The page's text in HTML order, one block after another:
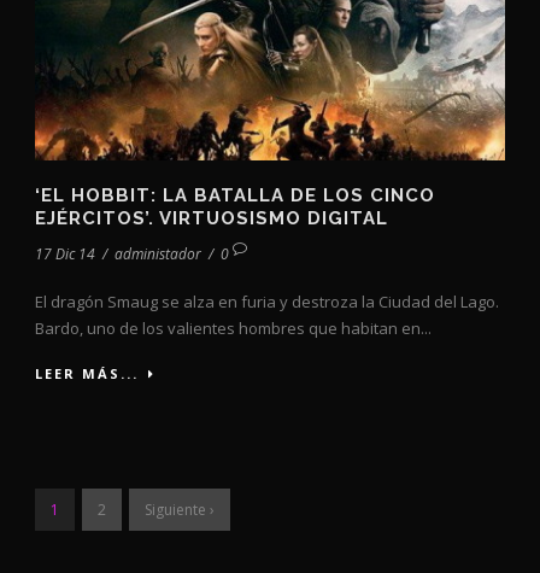
‘EL HOBBIT: LA BATALLA DE LOS CINCO
EJÉRCITOS’. VIRTUOSISMO DIGITAL
17 Dic 14 / administador / 0
El dragón Smaug se alza en furia y destroza la Ciudad del Lago.
Bardo, uno de los valientes hombres que habitan en...
LEER MÁS...
1 2 Siguiente ›